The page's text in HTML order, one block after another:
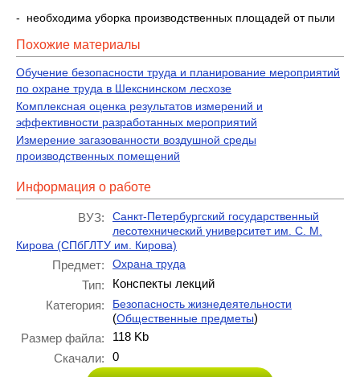
- необходима уборка производственных площадей от пыли
Похожие материалы
Обучение безопасности труда и планирование мероприятий
по охране труда в Шекснинском лесхозе
Комплексная оценка результатов измерений и
эффективности разработанных мероприятий
Измерение загазованности воздушной среды
производственных помещений
Информация о работе
ВУЗ:
Санкт-Петербургский государственный
лесотехнический университет им. С. М.
Кирова (СПбГЛТУ им. Кирова)
Предмет: Охрана труда
Тип:
Конспекты лекций
Категория:
Безопасность жизнедеятельности
(Общественные предметы)
Размер файла:
118 Kb
Скачали:
0